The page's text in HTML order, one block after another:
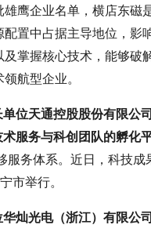
鹰企业名单，横店东磁
置中占据主导地位，影
掌握核心技术，能够破
航型企业。
单位天通控股股份有限公司
服务与科创团队的孵化
服务体系。近日，科技成
市举行。
华灿光电（浙江）有限公司